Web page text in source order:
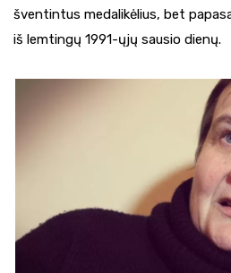
šventintus medalikėlius, bet
iš lemtingų 1991-ųjų sausio dienų.